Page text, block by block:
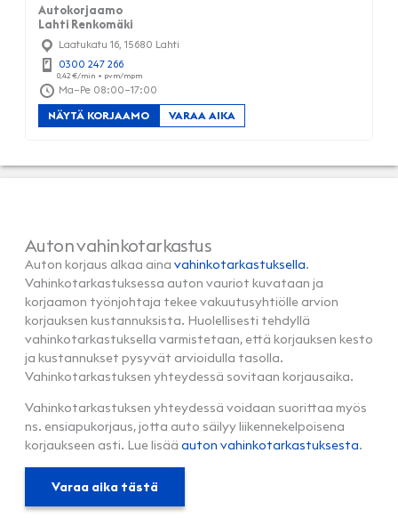
Autokorjaamo
Lahti Renkomäki
Laatukatu 16, 15680 Lahti
0300 247 266
Ma–Pe 08:00–17:00
NÄYTÄ KORJAAMO VARAA AIKA
Auton vahinkotarkastus
Auton korjaus alkaa aina vahinkotarkastuksella.
Vahinkotarkastuksessa auton vauriot kuvataan ja
korjaamon työnjohtaja tekee vakuutusyhtiölle arvion
korjauksen kustannuksista. Huolellisesti tehdyllä
vahinkotarkastuksella varmistetaan, että korjauksen kesto
ja kustannukset pysyvät arvioidulla tasolla.
Vahinkotarkastuksen yhteydessä sovitaan korjausaika.
Vahinkotarkastuksen yhteydessä voidaan suorittaa myös
ns. ensiapukorjaus, jotta auto säilyy liikennekelpoisena
korjaukseen asti. Lue lisää auton vahinkotarkastuksesta.
Varaa aika tästä